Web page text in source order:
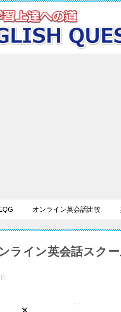
オンライン英会話比較
ンライン英会話スク